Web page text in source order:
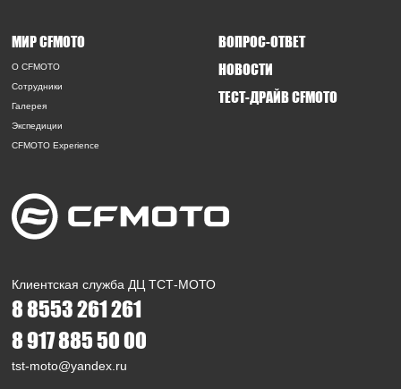
Клиентская служба ДЦ ТСТ-МОТО
8 8553 261 261
8 917 885 50 00
tst-moto@yandex.ru
МИР CFMOTO
O CFMOTO
Сотрудники
Галерея
Экспедиции
CFMOTO Experience
ВОПРОС-ОТВЕТ
НОВОСТИ
ТЕСТ-ДРАЙВ CFMOTO